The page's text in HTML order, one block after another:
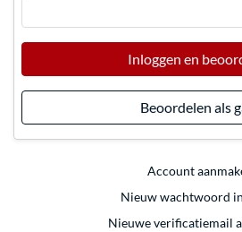
Inloggen en
Beoordelen als
Account
Nieuw wachtwoord
Nieuwe verificatiemail